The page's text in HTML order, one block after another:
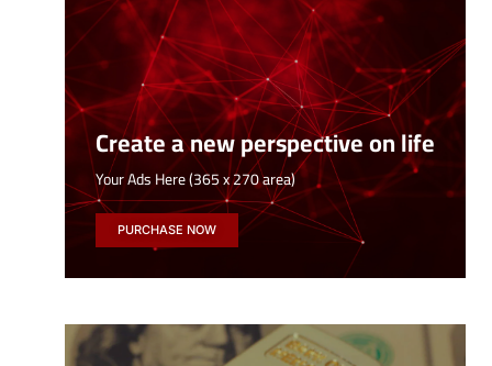
Create a new perspective on life
Your Ads Here (365 x 270 area)
PURCHASE NOW